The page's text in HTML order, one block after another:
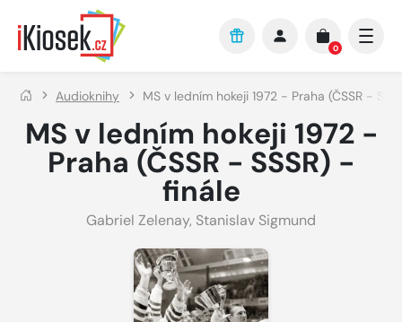
Přejít na hlavní obsah
0
Audioknihy MS v ledním hokeji 1972 - Praha (ČSSR -
MS v ledním hokeji 1972 -
Praha (ČSSR - SSSR) -
finále
Gabriel Zelenay, Stanislav Sigmund